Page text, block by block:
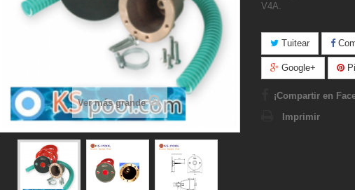
Ver más grande
V4A.
Tuitear
Google+
¡Compartir en
Imprimir